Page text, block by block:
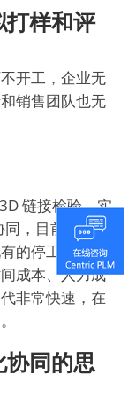
样和评
开工，企业无
销售团队也无
链接检验，实
，目前已在全
的停工待料导
成本、人力成
非常快速，在
同的思